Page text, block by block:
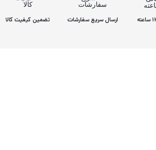
ارسال سریع سفارشات تضمین کیفیت کالا